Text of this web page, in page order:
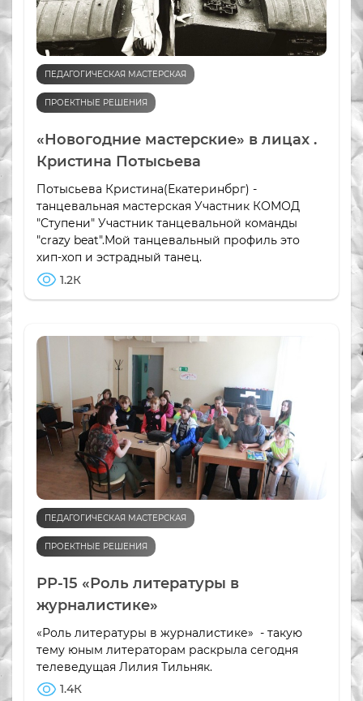
ПЕДАГОГИЧЕСКАЯ МАСТЕРСКАЯ
ПРОЕКТНЫЕ РЕШЕНИЯ
«Новогодние мастерские» в лицах .
Кристина Потысьева
Потысьева Кристина(Екатеринбрг) -
танцевальная мастерская Участник КОМОД
"Ступени" Участник танцевальной команды
"crazy beat".Мой танцевальный профиль это
хип-хоп и эстрадный танец.
1.2К
ПЕДАГОГИЧЕСКАЯ МАСТЕРСКАЯ
ПРОЕКТНЫЕ РЕШЕНИЯ
РР-15 «Роль литературы в
журналистике»
«Роль литературы в журналистике» - такую
тему юным литераторам раскрыла сегодня
телеведущая Лилия Тильняк.
1.4К